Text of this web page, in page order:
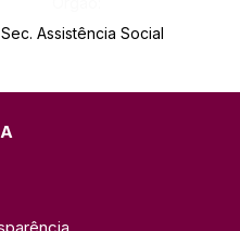
Sec. Assistência Social